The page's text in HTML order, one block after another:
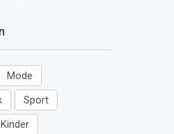
Mode
Sport